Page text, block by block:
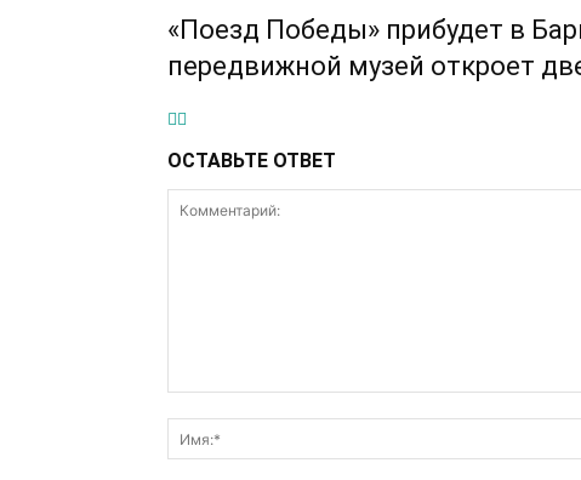
«Поезд Победы» прибудет в
передвижной музей откроет
ОСТАВЬТЕ ОТВЕТ